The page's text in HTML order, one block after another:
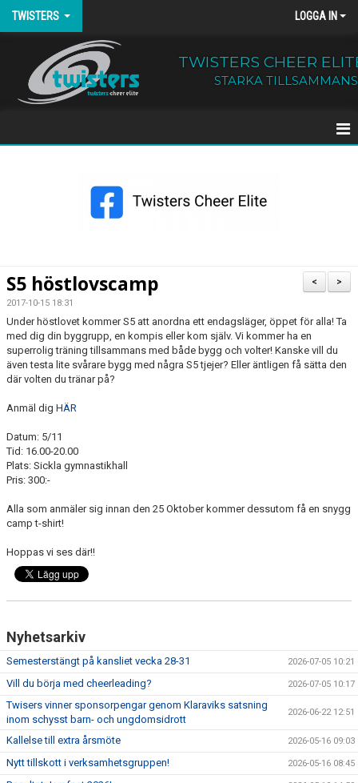
TWISTERS LOGGA IN
TWISTERS CHEER
STARKA TILLSAMMANS
KALENDER
KONTAKT
EXTRATRÄNING
KLÄDER & MERCH
TWIST CHEER COMP
>
<
S5 höstlovscamp
2017-10-15 18:31
Under höstlovet kommer S5 att anordna ett endagsläger, öppet för alla! Ta
med dig din byggrupp, en kompis eller kom själv. Vi kommer ha en
superrolig träning tillsammans med både bygg och volter! Kanske vill du
även testa lite svårare bygg med några S5 tjejer? Eller äntligen få sätta den
där volten du tränar på?
Anmäl dig HÄR
Datum: 5/11
Tid: 16.00-20.00
Plats: Sickla gymnastikhall
Pris: 300:-
Alla som anmäler sig innan den 25 Oktober kommer dessutom få en snygg
camp t-shirt!
Hoppas vi ses där!!
Nyhetsarkiv
Semesterstängt på kansliet vecka 28-31 2026-07-05 10:21
Vill du börja med cheerleading? 2026-07-05 10:17
Twisers vinner sponsorpengar genom Klaraviks satsning
inom schysst barn- och ungdomsidrott
2026-06-22 12:51
Kallelse till extra årsmöte 2026-05-16 09:03
Nytt tillskott i verksamhetsgruppen! 2026-05-16 08:45